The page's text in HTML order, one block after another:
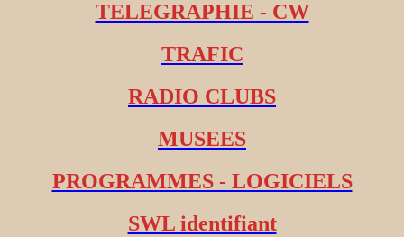
TELEGRAPHIE - CW
TRAFIC
RADIO CLUBS
MUSEES
PROGRAMMES - LOGICIELS
SWL identifiant